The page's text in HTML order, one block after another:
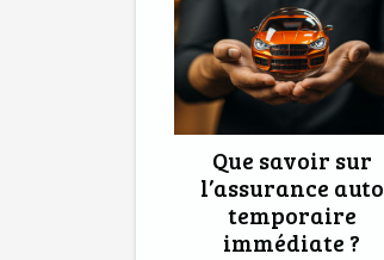
Que savoir sur
l’assurance auto
temporaire
immédiate ?